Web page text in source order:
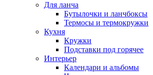
Для ланча
Бутылочки и ланчбоксы
Термосы и термокружки
Кухня
Кружки
Подставки под горячее
Интерьер
Календари и альбомы